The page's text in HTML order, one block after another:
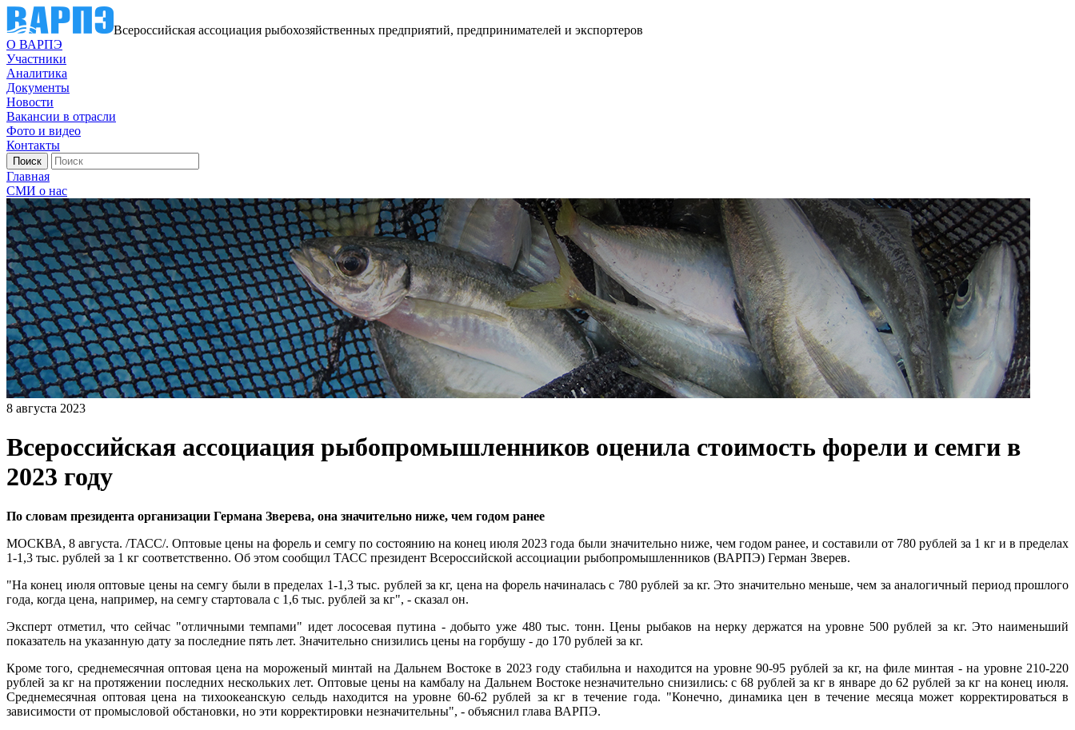
Всероссийская ассоциация рыбохозяйственных предприятий, предпринимателей и экспортеров
О ВАРПЭ
Участники
Аналитика
Документы
Новости
Вакансии в отрасли
Фото и видео
Контакты
Главная
СМИ о нас
8 августа 2023
Всероссийская ассоциация рыбопромышленников оценила стоимость форели и семги в
2023 году
По словам президента организации Германа Зверева, она значительно ниже, чем годом ранее
МОСКВА, 8 августа. /ТАСС/. Оптовые цены на форель и семгу по состоянию на конец июля 2023 года были значительно ниже, чем годом ранее, и составили от 780 рублей за 1 кг и в пределах
1-1,3 тыс. рублей за 1 кг соответственно. Об этом сообщил ТАСС президент Всероссийской ассоциации рыбопромышленников (ВАРПЭ) Герман Зверев.
"На конец июля оптовые цены на семгу были в пределах 1-1,3 тыс. рублей за кг, цена на форель начиналась с 780 рублей за кг. Это значительно меньше, чем за аналогичный период прошлого
года, когда цена, например, на семгу стартовала с 1,6 тыс. рублей за кг", - сказал он.
Эксперт отметил, что сейчас "отличными темпами" идет лососевая путина - добыто уже 480 тыс. тонн. Цены рыбаков на нерку держатся на уровне 500 рублей за кг. Это наименьший
показатель на указанную дату за последние пять лет. Значительно снизились цены на горбушу - до 170 рублей за кг.
Кроме того, среднемесячная оптовая цена на мороженый минтай на Дальнем Востоке в 2023 году стабильна и находится на уровне 90-95 рублей за кг, на филе минтая - на уровне 210-220
рублей за кг на протяжении последних нескольких лет. Оптовые цены на камбалу на Дальнем Востоке незначительно снизились: с 68 рублей за кг в январе до 62 рублей за кг на конец июля.
Среднемесячная оптовая цена на тихоокеанскую сельдь находится на уровне 60-62 рублей за кг в течение года. "Конечно, динамика цен в течение месяца может корректироваться в
зависимости от промысловой обстановки, но эти корректировки незначительны", - объяснил глава ВАРПЭ.